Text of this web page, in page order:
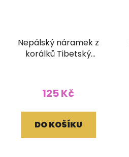
Nepálský náramek z
korálků Tibetský
125 Kč
DO KOŠÍKU